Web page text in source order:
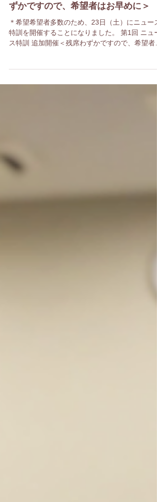
ずかですので、希望者はお早めに＞
＊希望希望者多数のため、23日（土）にニュース
特訓を開催することになりました。 第1回 ニュー
ス特訓 追加開催＜残席わずかですので、希望者